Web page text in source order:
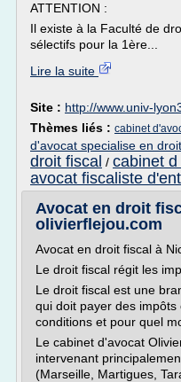
ATTENTION :
Il existe à la Faculté de
sélectifs pour la 1ère...
Lire la suite
Site : http://www.univ-
Thèmes liés : cabinet
d'avocat specialise en
droit fiscal / cabinet d
avocat fiscaliste
Avocat en droit
olivierflejou.com
Avocat en droit fiscal à
Le droit fiscal régit les
Le droit fiscal est une
qui doit payer des
conditions et pour quel
Le cabinet d'avocat
intervenant
(Marseille, Martigues,